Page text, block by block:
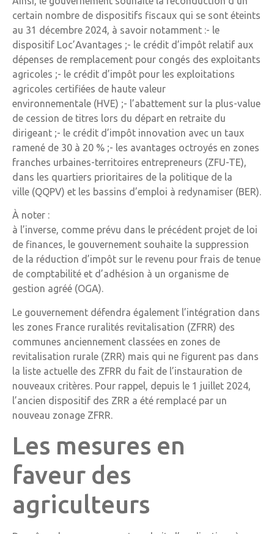
certain nombre de dispositifs fiscaux qui se sont éteints
au 31 décembre 2024, à savoir notamment :- le
dispositif Loc’Avantages ;- le crédit d’impôt relatif aux
dépenses de remplacement pour congés des exploitants
agricoles ;- le crédit d’impôt pour les exploitations
agricoles certifiées de haute valeur
environnementale (HVE) ;- l’abattement sur la plus-value
de cession de titres lors du départ en retraite du
dirigeant ;- le crédit d’impôt innovation avec un taux
ramené de 30 à 20 % ;- les avantages octroyés en zones
franches urbaines-territoires entrepreneurs (ZFU-TE),
dans les quartiers prioritaires de la politique de la
ville (QQPV) et les bassins d’emploi à redynamiser (BER).
À noter :
à l’inverse, comme prévu dans le précédent projet de loi
de finances, le gouvernement souhaite la suppression
de la réduction d’impôt sur le revenu pour frais de tenue
de comptabilité et d’adhésion à un organisme de
gestion agréé (OGA).
Le gouvernement défendra également l’intégration dans
les zones France ruralités revitalisation (ZFRR) des
communes anciennement classées en zones de
revitalisation rurale (ZRR) mais qui ne figurent pas dans
la liste actuelle des ZFRR du fait de l’instauration de
nouveaux critères. Pour rappel, depuis le 1 juillet 2024,
l’ancien dispositif des ZRR a été remplacé par un
nouveau zonage ZFRR.
Les mesures en
faveur des
agriculteurs